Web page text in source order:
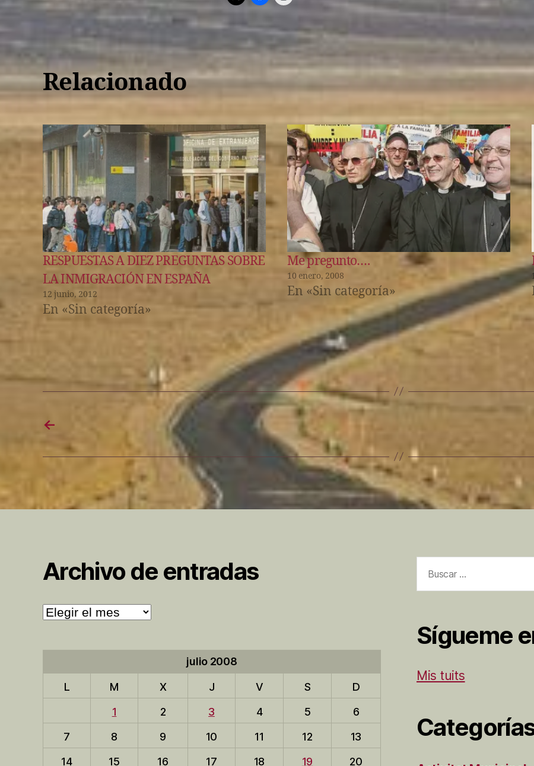
Relacionado
RESPUESTAS A DIEZ PREGUNTAS SOBRE
LA INMIGRACIÓN EN ESPAÑA
12 junio, 2012
En «Sin categoría»
Me pregunto….
10 enero, 2008
En «Sin categoría»
←
Archivo de entradas
Archivo
de
julio 2008
L M X J V S
D
1
2 3 4 5
6
7
8 9 10 11 12
13
14
15 16 17 18 19
20
Sígueme
Mis tuits